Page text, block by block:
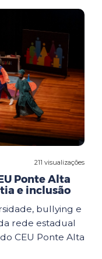
211 visualizações
Ponte Alta
e inclusão
bullying e
rede estadual
CEU Ponte Alta